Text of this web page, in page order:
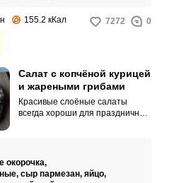
на наличие в нем грибов.
155.2 кКал 7272 0
Салат с копчёной курицей
и жареными грибами
Красивые слоёные салаты
всегда хороши для праздничных
вкусных ингредиентов сделает
блюдо невероятно сытным.
окорочка,
сыр пармезан, яйцо,